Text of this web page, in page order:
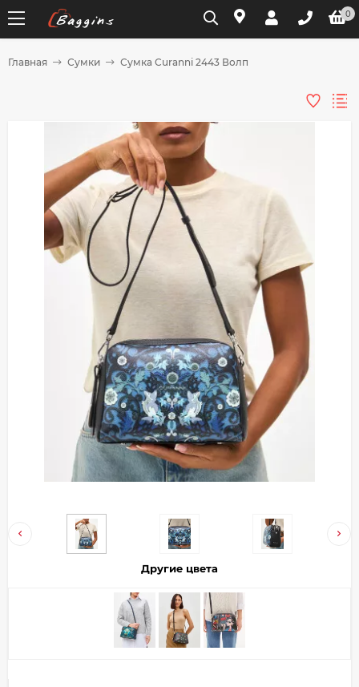
0
Главная Сумки Сумка Curanni 2443 Волп
Другие цвета
Разбейте
оплатуна части
без переплат
График платежей
Добавляйте товары
в корзину
Оплачивайте сегодня только
25 % картой любого банка
Получайте товар
выбранный способом
Оставшиеся75
% будут
списыватьсяс вашей карты
каждые 2 недели